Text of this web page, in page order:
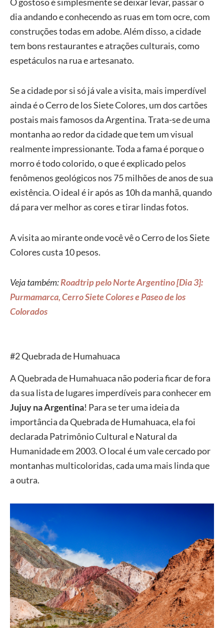
dia andando e conhecendo as ruas em tom ocre, com
construções todas em adobe. Além disso, a cidade
tem bons restaurantes e atrações culturais, como
espetáculos na rua e artesanato.
Se a cidade por si só já vale a visita, mais imperdível
ainda é o Cerro de los Siete Colores, um dos cartões
postais mais famosos da Argentina. Trata-se de uma
montanha ao redor da cidade que tem um visual
realmente impressionante. Toda a fama é porque o
morro é todo colorido, o que é explicado pelos
fenômenos geológicos nos 75 milhões de anos de sua
existência. O ideal é ir após as 10h da manhã, quando
dá para ver melhor as cores e tirar lindas fotos.
A visita ao mirante onde você vê o Cerro de los Siete
Colores custa 10 pesos.
Veja também:Roadtrip pelo Norte Argentino [Dia 3]:
Purmamarca, Cerro Siete Colores e Paseo de los
Colorados
#2 Quebrada de Humahuaca
A Quebrada de Humahuaca não poderia ficar de fora
da sua lista de lugares imperdíveis para conhecer em
Jujuy na Argentina! Para se ter uma ideia da
importância da Quebrada de Humahuaca, ela foi
declarada Patrimônio Cultural e Natural da
Humanidade em 2003. O local é um vale cercado por
montanhas multicoloridas, cada uma mais linda que
a outra.